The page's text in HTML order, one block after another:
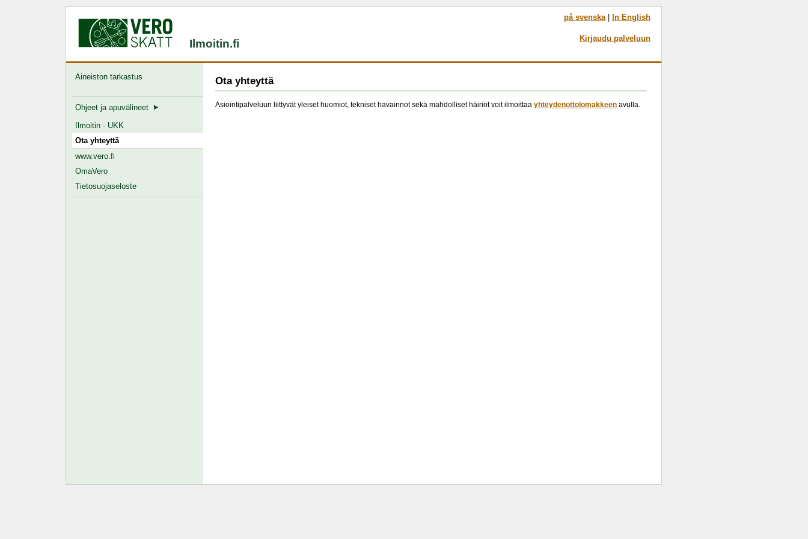
Ilmoitin.fi
på svenska| In English
Kirjaudu palveluun
Aineiston tarkastus
Ohjeet ja apuvälineet
Ilmoitin - UKK
Ota yhteyttä
www.vero.fi
OmaVero
Tietosuojaseloste
Ota yhteyttä
Asiointipalveluun liittyvät yleiset huomiot, tekniset havainnot sekä mahdolliset häiriöt voit ilmoittaa yhteydenottolomakkeen avulla.